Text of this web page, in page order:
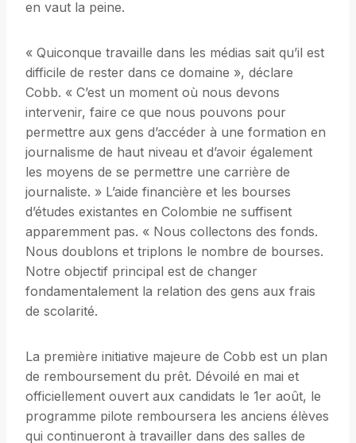
en vaut la peine.
« Quiconque travaille dans les médias sait qu’il est
difficile de rester dans ce domaine », déclare
Cobb. « C’est un moment où nous devons
intervenir, faire ce que nous pouvons pour
permettre aux gens d’accéder à une formation en
journalisme de haut niveau et d’avoir également
les moyens de se permettre une carrière de
journaliste. » L’aide financière et les bourses
d’études existantes en Colombie ne suffisent
apparemment pas. « Nous collectons des fonds.
Nous doublons et triplons le nombre de bourses.
Notre objectif principal est de changer
fondamentalement la relation des gens aux frais
de scolarité.
La première initiative majeure de Cobb est un plan
de remboursement du prêt. Dévoilé en mai et
officiellement ouvert aux candidats le 1er août, le
programme pilote remboursera les anciens élèves
qui continueront à travailler dans des salles de